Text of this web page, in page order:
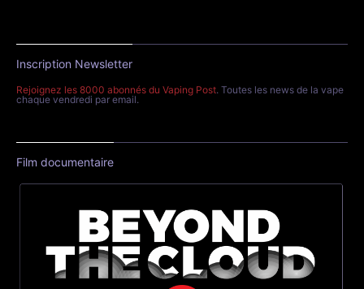
Inscription Newsletter
Rejoignez les 8000 abonnés du Vaping Post. Toutes les news de la vape
chaque vendredi par email.
Film documentaire